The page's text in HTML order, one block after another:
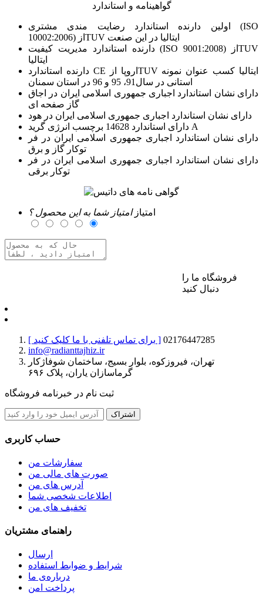
گواهینامه و استاندارد
اولین دارنده استاندارد رضایت مندی مشتری (ISO
10002:2006) ازTUV ایتالیا در این صنعت
دارنده استاندارد مدیریت كیفیت (ISO 9001:2008) ازTUV
ایتالیا
دارنده استاندارد CE اروپا ازTUV ایتالیا كسب عنوان نمونه
استانی در سال91، 95 و 96 در استان سمنان
دارای نشان استاندارد اجباری جمهوری اسلامی ایران در اجاق
گاز صفحه ای
دارای نشان استاندارد اجباری جمهوری اسلامی ایران در هود
دارای استاندارد 14628 برچسب انرژی گرید A
دارای نشان استاندارد اجباری جمهوری اسلامی ایران در فر
توکار گاز و برق
دارای نشان استاندارد اجباری جمهوری اسلامی ایران در فر
توکار برقی
امتیازامتیاز شما به این محصول ؟
فروشگاه ما را
دنبال کنید
[ برای تماس تلفنی با ما کلیک کنید ] 02176447285
info@radianttajhiz.ir
تهران، فیروزکوه، بلوار بسیج، ساختمان شوفاژکار
گرماسازان یاران، پلاک ۶۹۶
ثبت نام در خبرنامه فروشگاه
اشتراک
حساب کاربری
سفارشات من
صورت های مالی من
آدرس های من
اطلاعات شخصی شما
تخفیف های من
راهنمای مشتریان
ارسال
شرایط و ضوابط استفاده
درباره‌ی ما
پرداخت امن